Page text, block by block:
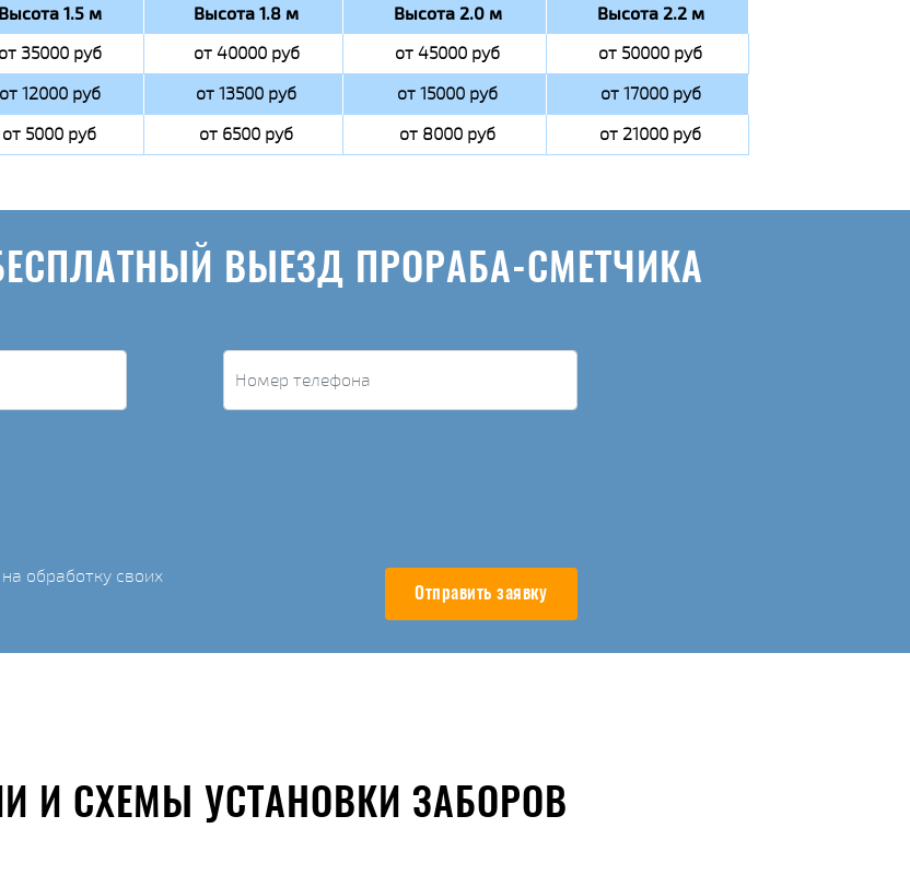
Высота 1.5 м Высота 1.8 м Высота 2.0 м Высота 2.2 м
от 35000 руб от 40000 руб от 45000 руб
от 50000 руб
от 12000 руб от 13500 руб от 15000 руб
от 17000 руб
от 5000 руб от 6500 руб от 8000 руб от 21000 руб
ВЫЕЗД ПРОРАБА-СМЕТЧИКА
обработку своих
Отправить заявку
И СХЕМЫ УСТАНОВКИ ЗАБОРОВ